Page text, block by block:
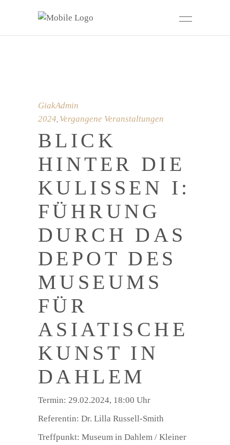
GiakAdmin
2024, Vergangene Veranstaltungen
BLICK
HINTER DIE
KULISSEN I:
FÜHRUNG
DURCH DAS
DEPOT DES
MUSEUMS
FÜR
ASIATISCHE
KUNST IN
DAHLEM
Termin: 29.02.2024, 18:00 Uhr
Referentin: Dr. Lilla Russell-Smith
Treffpunkt: Museum in Dahlem / Kleiner